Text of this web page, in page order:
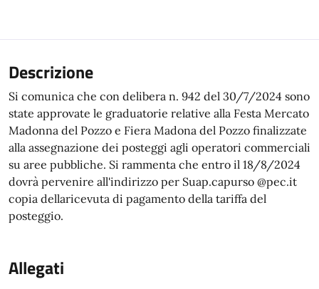
Descrizione
Si comunica che con delibera n. 942 del 30/7/2024 sono
state approvate le graduatorie relative alla Festa Mercato
Madonna del Pozzo e Fiera Madona del Pozzo finalizzate
alla assegnazione dei posteggi agli operatori commerciali
su aree pubbliche. Si rammenta che entro il 18/8/2024
dovrà pervenire all'indirizzo per Suap.capurso @pec.it
copia dellaricevuta di pagamento della tariffa del
posteggio.
Allegati